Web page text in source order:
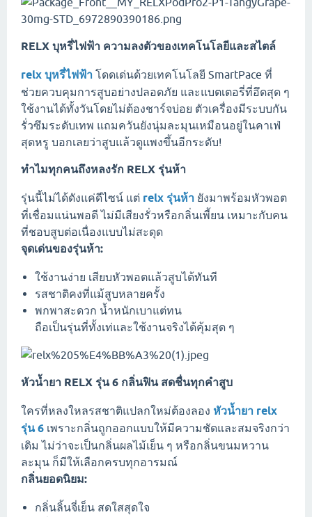
RELX บุหรี่ไฟฟ้า ความลงตัวของเทคโนโลยีและสไตล์
relx บุหรี่ไฟฟ้า โดดเด่นด้วยเทคโนโลยี SmartPace ที่
ช่วยควบคุมการสูบอย่างปลอดภัย และแบตเตอรี่ที่อึดสุด ๆ
ใช้งานได้ทั้งวันโดยไม่ต้องชาร์จบ่อย ตัวเครื่องมีระบบกัน
รั่วซึมระดับเทพ แถมควันยังนุ่มละมุนเหมือนอยู่ในคาเฟ่
สุดหรู บอกเลยว่าสูบแล้วดูแพงขึ้นอีกระดับ!
ทำไมทุกคนถึงหลงรัก RELX รุ่นห้า
รุ่นนี้ไม่ได้ดังแค่ดีไซน์ แต่ relx รุ่นห้า ยังมาพร้อมหัวพอต
ที่เชื่อมแน่นพอดี ไม่มีเสียงรั่วหรือกลิ่นเพี้ยน เหมาะกับคน
ที่ชอบสูบต่อเนื่องแบบไม่สะดุด
จุดเด่นของรุ่นห้า:
ใช้งานง่าย เสียบหัวพอตแล้วสูบได้ทันที
รสชาติคงที่แม้สูบหลายครั้ง
พกพาสะดวก น้ำหนักเบาแต่ทน
ถือเป็นรุ่นที่ทั้งเท่และใช้งานจริงได้คุ้มสุด ๆ
หัวน้ำยา RELX รุ่น 6 กลิ่นฟิน สดชื่นทุกคำสูบ
ใครที่หลงใหลรสชาติแปลกใหม่ต้องลอง หัวน้ำยา relx
รุ่น 6 เพราะกลิ่นถูกออกแบบให้มีความชัดและสมจริงกว่า
เดิม ไม่ว่าจะเป็นกลิ่นผลไม้เย็น ๆ หรือกลิ่นขนมหวาน
ละมุน ก็มีให้เลือกครบทุกอารมณ์
กลิ่นยอดนิยม:
กลิ่นลิ้นจี่เย็น สดใสสุดใจ